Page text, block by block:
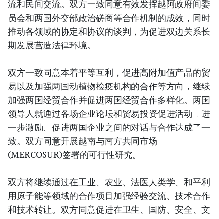
流和民间交流。双方一致同意有效发挥越阿政府间委
员会和两国外交部政治磋商等合作机制的成效，同时
推动各领域的协定和协议的谈判，为促进双边关系长
期发展营造法律环境。
双方一致同意本着平等互利，促进高附加值产品的贸
易以及加强两国动植物检疫机构的合作等方向，继续
加强两国经贸合作并促进两国经贸合作多样化。两国
领导人就通过各场企业论坛和贸易投资促进活动，进
一步激励、促进两国企业之间的对话与合作达成了一
致。双方同意开展越南与南方共同市场
(MERCOSUR)签署的可行性研究。
双方将继续通过在工业、农业、法医人类学、和平利
用原子能等领域的合作项目加强经验交流、技术合作
和技术转让。双方同意促进在卫生、国防、安全、文